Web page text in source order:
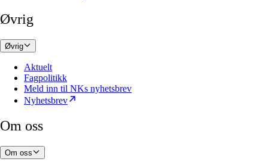
Øvrig
Øvrig
Aktuelt
Fagpolitikk
Meld inn til NKs nyhetsbrev
Nyhetsbrev
Om oss
Om oss